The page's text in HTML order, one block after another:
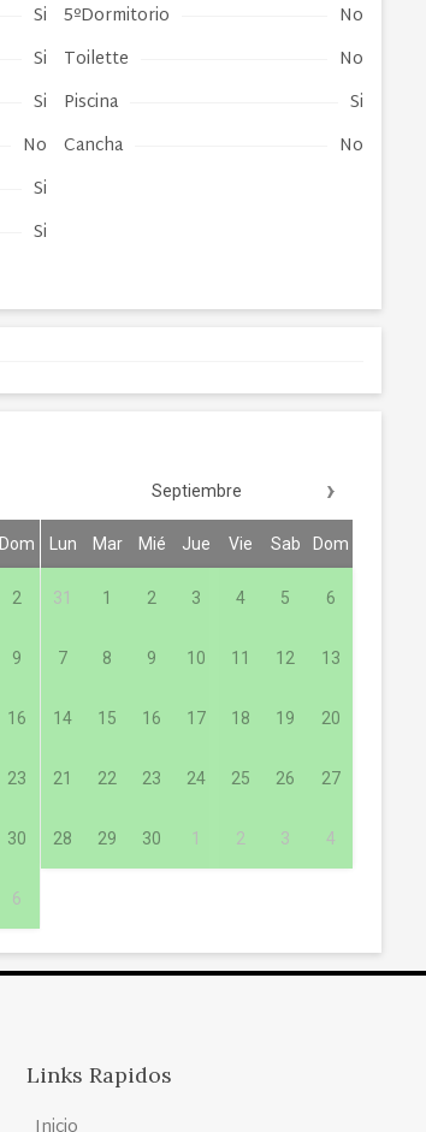
Si
Si
Si
No
Si
Si
5ºDormitorio
No
Toilette
No
Piscina
Si
Cancha
No
Dom
2
9
16
23
30
6
Septiembre ›
Lun Mar Mié Jue Vie Sab Dom
31 1 2 3 4 5 6
7 8 9 10 11 12 13
14 15 16 17 18 19 20
21 22 23 24 25 26 27
28 29 30 1 2 3 4
Links Rapidos